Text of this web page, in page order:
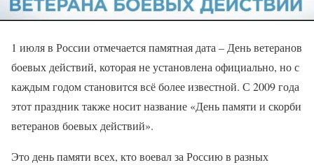
1 июля в России отмечается памятная дата – День ветеранов
боевых действий, которая не установлена официально, но с
каждым годом становится всё более известной. С 2009 года
этот праздник также носит название «День памяти и скорби
ветеранов боевых действий».
Это день памяти всех, кто воевал за Россию в разных